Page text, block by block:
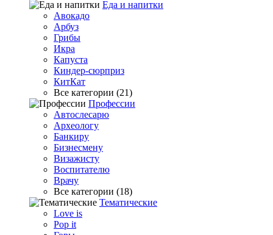
Еда и напитки
Авокадо
Арбуз
Грибы
Икра
Капуста
Киндер-сюрприз
КитКат
Все категории (21)
Профессии
Автослесарю
Археологу
Банкиру
Бизнесмену
Визажисту
Воспитателю
Врачу
Все категории (18)
Тематические
Love is
Pop it